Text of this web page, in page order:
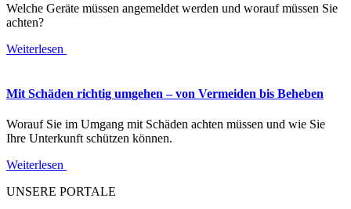
Welche Geräte müssen angemeldet werden und worauf müssen Sie
achten?
Weiterlesen
Mit Schäden richtig umgehen – von Vermeiden bis Beheben
Worauf Sie im Umgang mit Schäden achten müssen und wie Sie
Ihre Unterkunft schützen können.
Weiterlesen
UNSERE PORTALE